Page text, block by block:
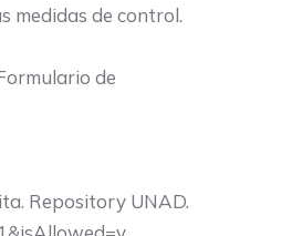
medidas de control.
de
Repository UNAD.